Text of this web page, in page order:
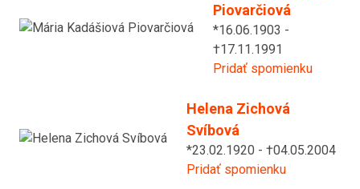
Piovarčiová
*16.06.1903 -
†17.11.1991
Pridať spomienku
Helena Zichová
Svíbová
*23.02.1920 - †04.05.2004
Pridať spomienku